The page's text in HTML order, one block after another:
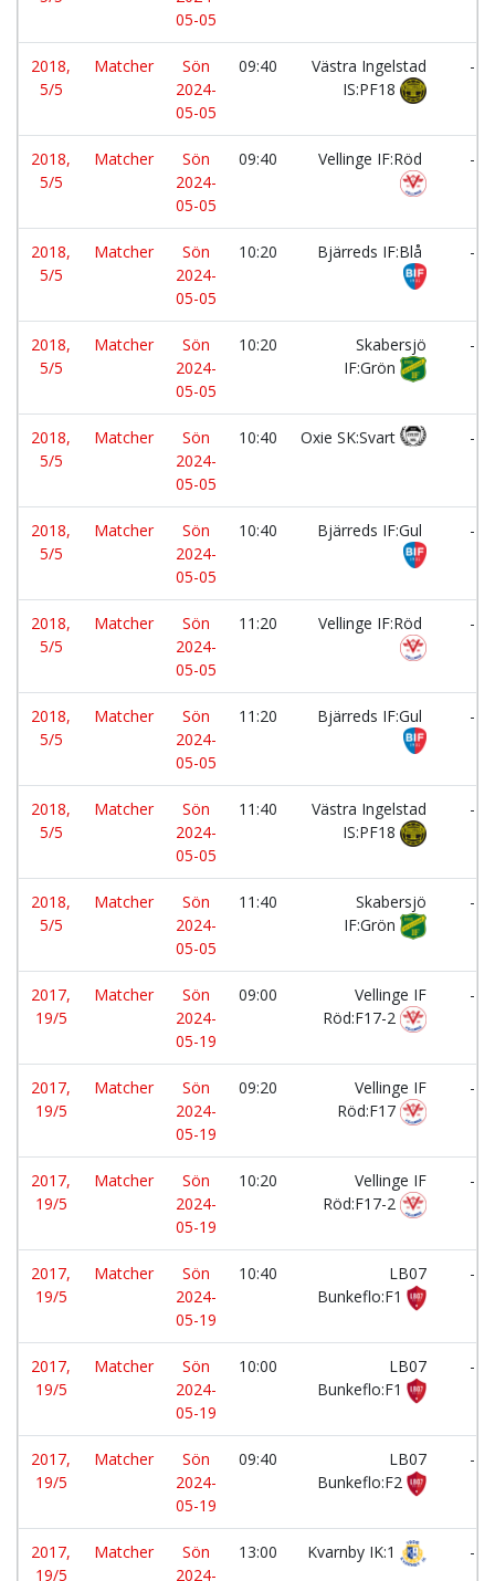
05-05
2018,
5/5
Matcher
Sön
2024-
05-05
09:40
Västra Ingelstad
IS:PF18
-
2018,
5/5
Matcher
Sön
2024-
05-05
09:40 Vellinge IF:Röd -
2018,
5/5
Matcher
Sön
2024-
05-05
10:20 Bjärreds IF:Blå -
2018,
5/5
Matcher
Sön
2024-
05-05
10:20
Skabersjö
IF:Grön
-
2018,
5/5
Matcher
Sön
2024-
05-05
10:40 Oxie SK:Svart -
2018,
5/5
Matcher
Sön
2024-
05-05
10:40 Bjärreds IF:Gul -
2018,
5/5
Matcher
Sön
2024-
05-05
11:20 Vellinge IF:Röd -
2018,
5/5
Matcher
Sön
2024-
05-05
11:20 Bjärreds IF:Gul -
2018,
5/5
Matcher
Sön
2024-
05-05
11:40
Västra Ingelstad
IS:PF18
-
2018,
5/5
Matcher
Sön
2024-
05-05
11:40
Skabersjö
IF:Grön
-
2017,
19/5
Matcher
Sön
2024-
05-19
09:00
Vellinge IF
Röd:F17-2
-
2017,
19/5
Matcher
Sön
2024-
05-19
09:20
Vellinge IF
Röd:F17
-
2017,
19/5
Matcher
Sön
2024-
05-19
10:20
Vellinge IF
Röd:F17-2
-
2017,
19/5
Matcher
Sön
2024-
05-19
10:40
LB07
Bunkeflo:F1
-
2017,
19/5
Matcher
Sön
2024-
05-19
10:00
LB07
Bunkeflo:F1
-
2017,
19/5
Matcher
Sön
2024-
05-19
09:40
LB07
Bunkeflo:F2
-
2017,
19/5
Matcher
Sön
2024-
13:00 Kvarnby IK:1 -